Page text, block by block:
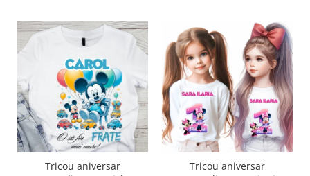
Tricou aniversar
Tricou aniversar